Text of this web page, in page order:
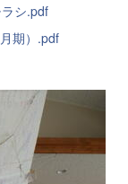
シ.pdf
期）.pdf